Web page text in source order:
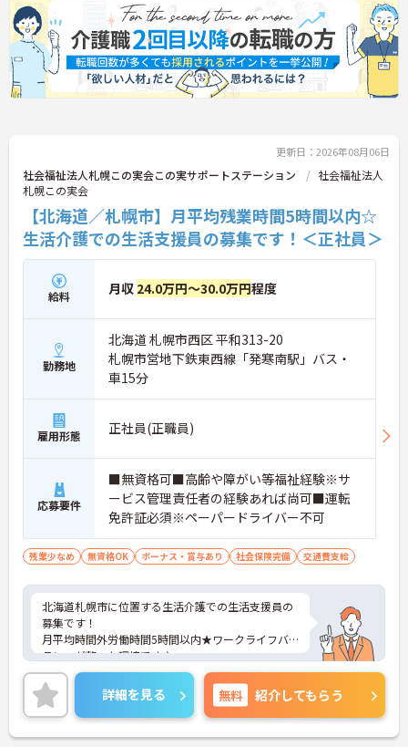
更新日：2026年08月06日
社会福祉法人札幌この実会この実サポートステーション
社会福祉法人
札幌この実会
【北海道／札幌市】月平均残業時間5時間以内☆
生活介護での生活支援員の募集です！＜正社員＞
給料 月収 24.0万円～30.0万円程度
勤務地
北海道 札幌市西区 平和313-20
札幌市営地下鉄東西線「発寒南駅」バス・
車15分
雇用形態 正社員(正職員)
応募要件
■無資格可■高齢や障がい等福祉経験※サ
ービス管理責任者の経験あれば尚可■運転
免許証必須※ペーパードライバー不可
残業少なめ 無資格OK ボーナス・賞与あり 社会保険完備 交通費支給
北海道札幌市に位置する生活介護での生活支援員の
募集です！
月平均時間外労働時間5時間以内★ワークライフバ
ランスが整った環境です♪
また、日勤のみの契約職員での働き方も可能ですの
で、ご自身のワークライフバランスに合わせた働き
方ができます♪
ご興味ある方には、面接対策ポイントなど、さらに
詳細をお話しいたしますのでお気軽にご相談くださ
詳細を見る 無料 紹介してもらう